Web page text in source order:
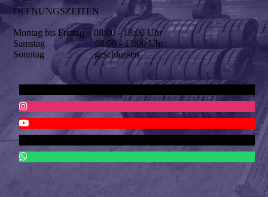
ÖFFNUNGSZEITEN
Montag bis Freitag 08:00 - 18:00 Uhr
Samstag 08:00 - 13:00 Uhr
Sonntag geschlossen